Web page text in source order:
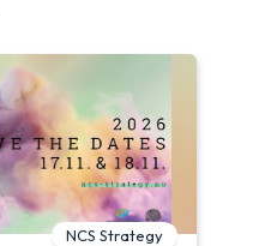
NCS Strategy